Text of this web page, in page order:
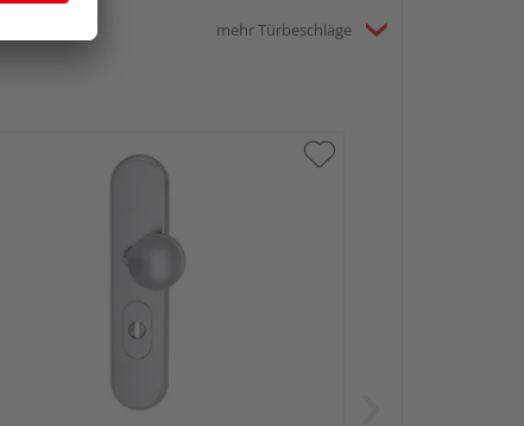
mehr Türbeschläge